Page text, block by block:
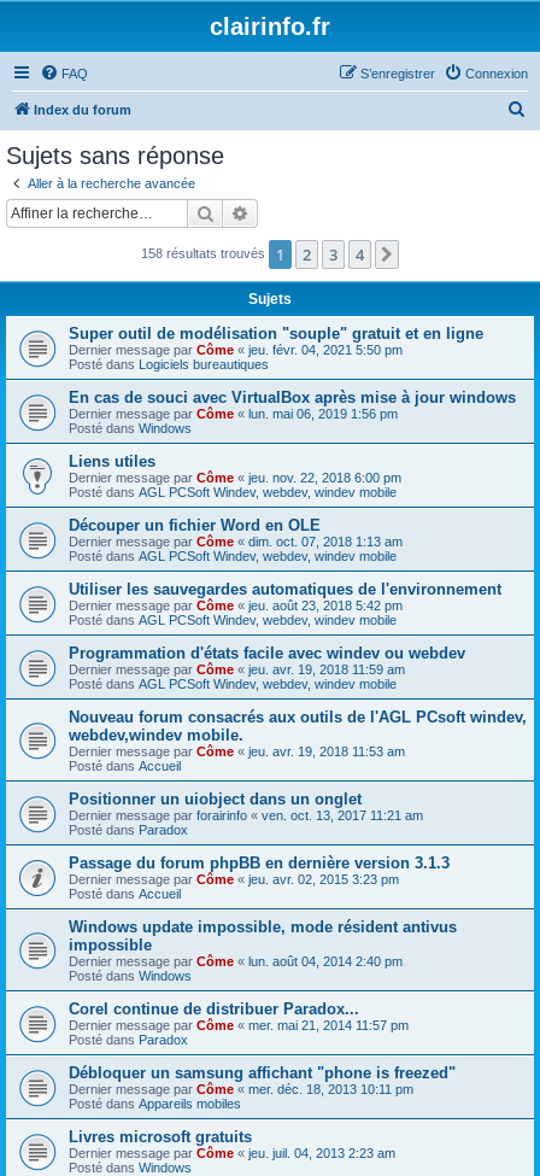
clairinfo.fr
FAQ Connexion
S’enregistrer
Index du forum
c
Sujets sans réponse
Aller à la recherche avancée
Rechercher
158 résultats trouvés 1 2 3 4
Sujets
Super outil de modélisation "souple" gratuit et en ligne
Dernier message par Côme « jeu. févr. 04, 2021 5:50 pm
Posté dans Logiciels bureautiques
En cas de souci avec VirtualBox après mise à jour windows
Dernier message par Côme « lun. mai 06, 2019 1:56 pm
Posté dans Windows
Liens utiles
Dernier message par Côme « jeu. nov. 22, 2018 6:00 pm
Posté dans AGL PCSoft Windev, webdev, windev mobile
Découper un fichier Word en OLE
Dernier message par Côme « dim. oct. 07, 2018 1:13 am
Posté dans AGL PCSoft Windev, webdev, windev mobile
Utiliser les sauvegardes automatiques de l'environnement
Dernier message par Côme « jeu. août 23, 2018 5:42 pm
Posté dans AGL PCSoft Windev, webdev, windev mobile
Programmation d'états facile avec windev ou webdev
Dernier message par Côme « jeu. avr. 19, 2018 11:59 am
Posté dans AGL PCSoft Windev, webdev, windev mobile
Nouveau forum consacrés aux outils de l'AGL PCsoft windev,
webdev,windev mobile.
Dernier message par Côme « jeu. avr. 19, 2018 11:53 am
Posté dans Accueil
Positionner un uiobject dans un onglet
Dernier message par forairinfo « ven. oct. 13, 2017 11:21 am
Posté dans Paradox
Passage du forum phpBB en dernière version 3.1.3
Dernier message par Côme « jeu. avr. 02, 2015 3:23 pm
Posté dans Accueil
Windows update impossible, mode résident antivus
impossible
Dernier message par Côme « lun. août 04, 2014 2:40 pm
Posté dans Windows
Corel continue de distribuer Paradox...
Dernier message par Côme « mer. mai 21, 2014 11:57 pm
Posté dans Paradox
Débloquer un samsung affichant "phone is freezed"
Dernier message par Côme « mer. déc. 18, 2013 10:11 pm
Posté dans Appareils mobiles
Livres microsoft gratuits
Dernier message par Côme « jeu. juil. 04, 2013 2:23 am
Posté dans Windows